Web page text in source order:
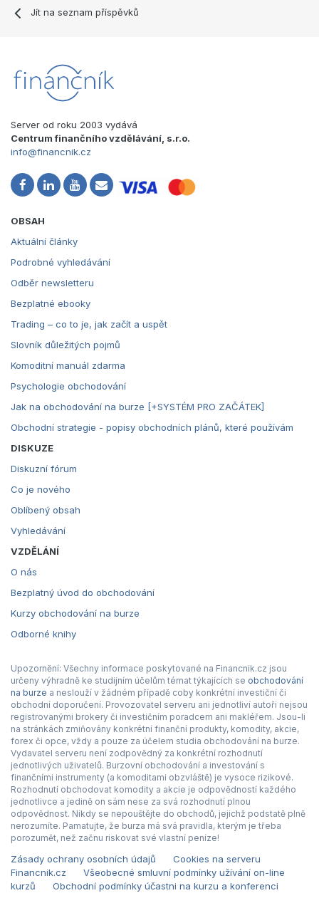
Jít na seznam příspěvků
Server od roku 2003 vydává
Centrum finančního vzdělávání, s.r.o.
info@financnik.cz
OBSAH
Aktuální články
Podrobné vyhledávání
Odběr newsletteru
Bezplatné ebooky
Trading – co to je, jak začít a uspět
Slovník důležitých pojmů
Komoditní manuál zdarma
Psychologie obchodování
Jak na obchodování na burze [+SYSTÉM PRO ZAČÁTEK]
Obchodní strategie - popisy obchodních plánů, které používám
DISKUZE
Diskuzní fórum
Co je nového
Oblíbený obsah
Vyhledávání
VZDĚLÁNÍ
O nás
Bezplatný úvod do obchodování
Kurzy obchodování na burze
Odborné knihy
Upozornění: Všechny informace poskytované na Financnik.cz jsou
určeny výhradně ke studijním účelům témat týkajících se obchodování
na burze a neslouží v žádném případě coby konkrétní investiční či
obchodní doporučení. Provozovatel serveru ani jednotliví autoři nejsou
registrovanými brokery či investičním poradcem ani makléřem. Jsou-li
na stránkách zmiňovány konkrétní finanční produkty, komodity, akcie,
forex či opce, vždy a pouze za účelem studia obchodování na burze.
Vydavatel serveru není zodpovědný za konkrétní rozhodnutí
jednotlivých uživatelů. Burzovní obchodování a investování s
finančními instrumenty (a komoditami obzvláště) je vysoce rizikové.
Rozhodnutí obchodovat komodity a akcie je odpovědností každého
jednotlivce a jedině on sám nese za svá rozhodnutí plnou
odpovědnost. Nikdy se nepouštějte do obchodů, jejichž podstatě plně
nerozumíte. Pamatujte, že burza má svá pravidla, kterým je třeba
porozumět, než začnu riskovat své vlastní peníze!
Zásady ochrany osobních údajů
Cookies na serveru
Financnik.cz
Všeobecné smluvní podmínky užívání on-line
kurzů
Obchodní podmínky účastni na kurzu a konferenci